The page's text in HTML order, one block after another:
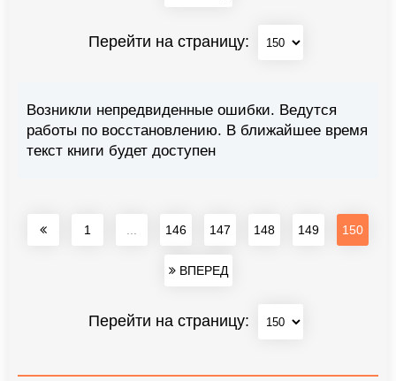
Перейти на страницу:
Возникли непредвиденные ошибки. Ведутся
работы по восстановлению. В ближайшее время
текст книги будет доступен
1 ... 146 147 148 149 150
ВПЕРЕД
Перейти на страницу: